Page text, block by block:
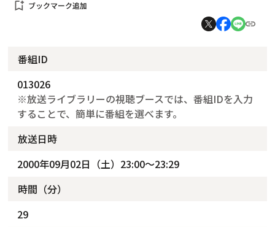
bookmark_add ブックマーク追加
番組ID
013026
※放送ライブラリーの視聴ブースでは、番組IDを入力
することで、簡単に番組を選べます。
放送日時
2000年09月02日（土）23:00～23:29
時間（分）
29